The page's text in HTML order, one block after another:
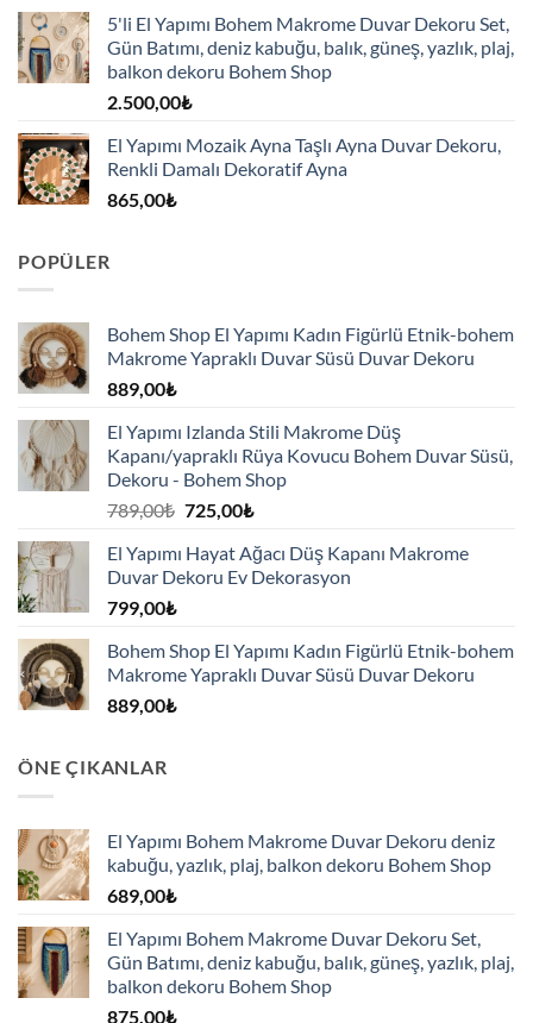
5'li El Yapımı Bohem Makrome Duvar Dekoru Set,
Gün Batımı, deniz kabuğu, balık, güneş, yazlık, plaj,
balkon dekoru Bohem Shop
2.500,00₺
El Yapımı Mozaik Ayna Taşlı Ayna Duvar Dekoru,
Renkli Damalı Dekoratif Ayna
865,00₺
POPÜLER
Bohem Shop El Yapımı Kadın Figürlü Etnik-bohem
Makrome Yapraklı Duvar Süsü Duvar Dekoru
889,00₺
El Yapımı Izlanda Stili Makrome Düş
Kapanı/yapraklı Rüya Kovucu Bohem Duvar Süsü,
Dekoru - Bohem Shop
789,00₺ Orijinal
789,00₺.
725,00₺Şu
fiyat:
725,00₺.
El Yapımı Hayat Ağacı Düş Kapanı Makrome
Duvar Dekoru Ev Dekorasyon
799,00₺
Bohem Shop El Yapımı Kadın Figürlü Etnik-bohem
Makrome Yapraklı Duvar Süsü Duvar Dekoru
889,00₺
ÖNE ÇIKANLAR
El Yapımı Bohem Makrome Duvar Dekoru deniz
kabuğu, yazlık, plaj, balkon dekoru Bohem Shop
689,00₺
El Yapımı Bohem Makrome Duvar Dekoru Set,
Gün Batımı, deniz kabuğu, balık, güneş, yazlık, plaj,
balkon dekoru Bohem Shop
875,00₺